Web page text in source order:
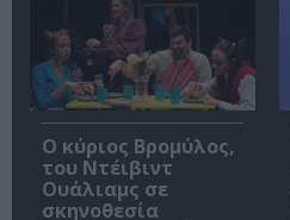
O κύριος Βρομύλος,
του Ντέιβιντ
Ουάλιαμς σε
σκηνοθεσία